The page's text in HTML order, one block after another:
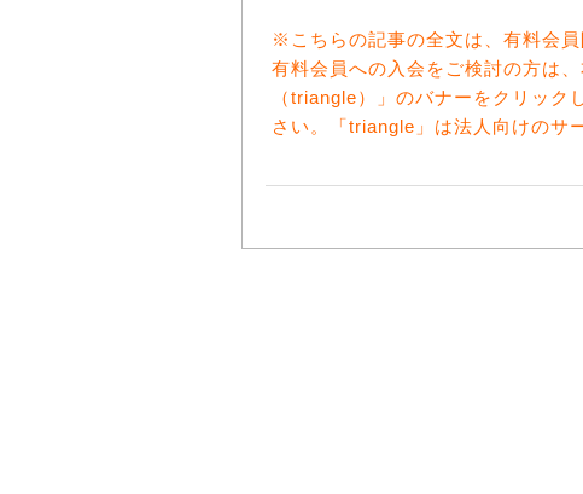
※こちらの記事の全文は、有料会員
有料会員への入会をご検討の方は
（triangle）」のバナーをクリック
さい。「triangle」は法人向けのサ